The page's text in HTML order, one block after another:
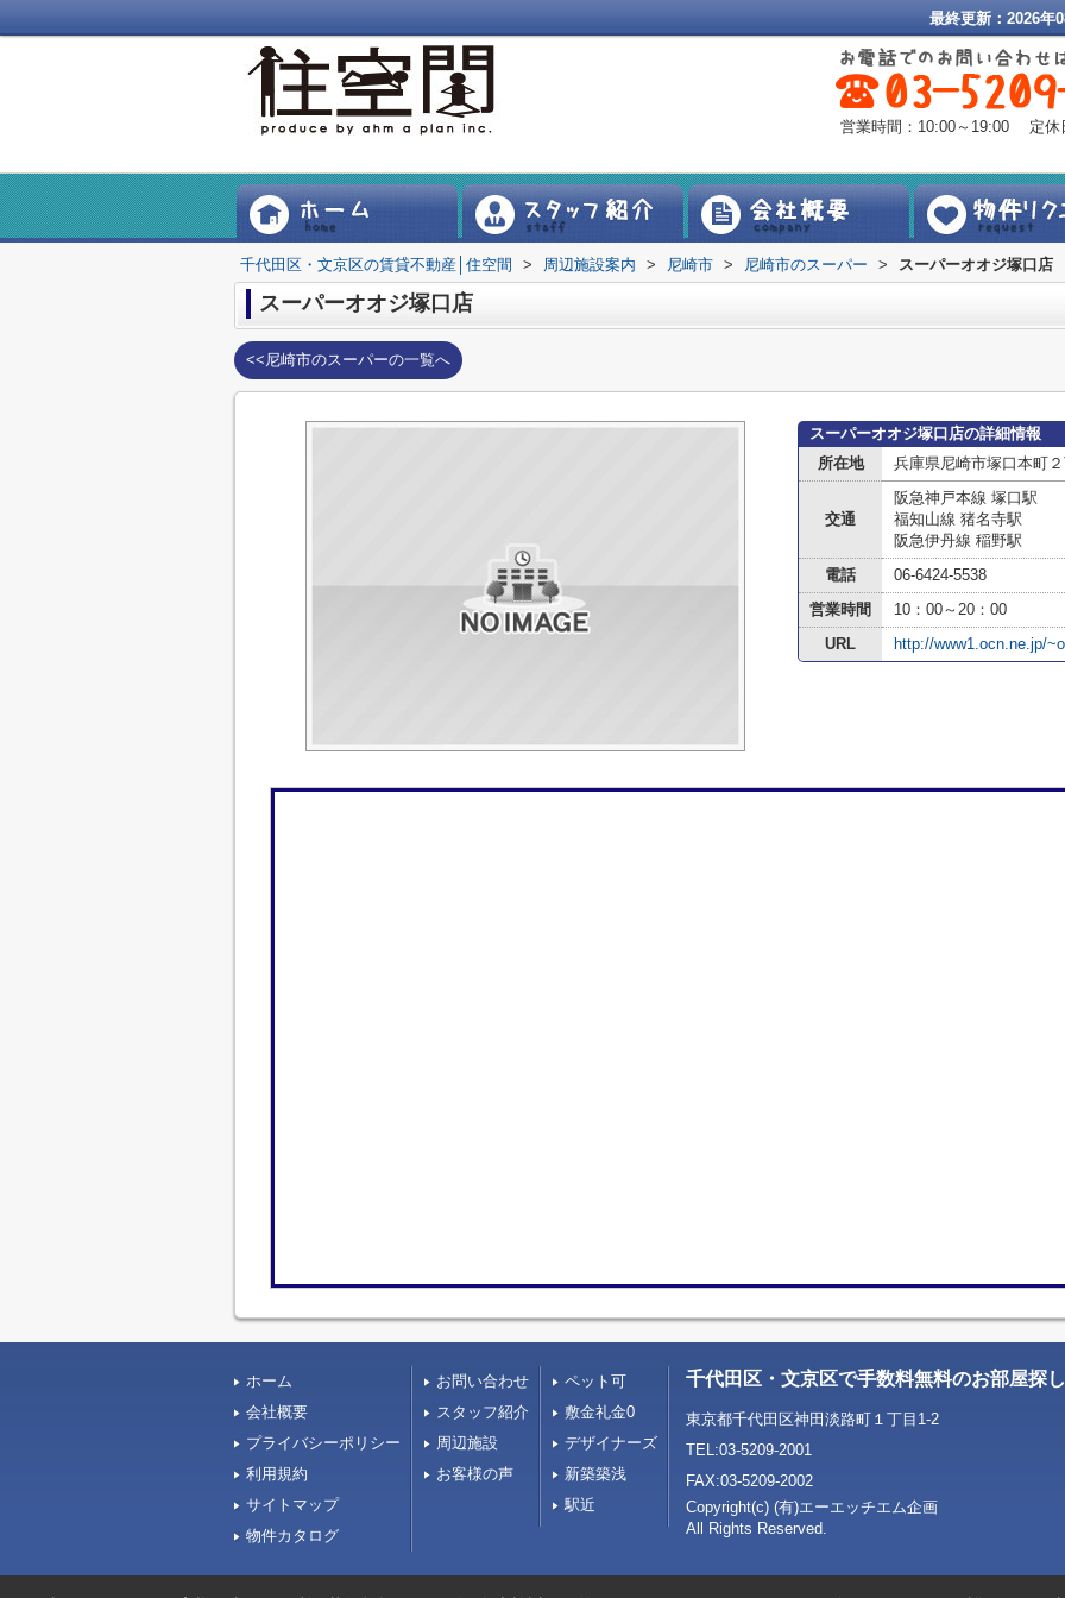
最終更新：2026年
営業時間：10:00～19:00 定
千代田区・文京区の賃貸不動産│住空間 > 周辺施設案内 > 尼崎市 > 尼崎市のスーパー > スーパーオオジ塚口店
スーパーオオジ塚口店
<<尼崎市のスーパーの一覧へ
スーパーオオジ塚口店の詳細情報
所在地
兵庫県尼崎市塚口本町
交通
阪急神戸本線 塚口駅
福知山線 猪名寺駅
阪急伊丹線 稲野駅
電話
06-6424-5538
営業時間
10：00～20：00
URL
http://www1.ocn.ne.jp/
ホーム
会社概要
プライバシーポリシー
利用規約
サイトマップ
物件カタログ
お問い合わせ
スタッフ紹介
周辺施設
お客様の声
ペット可
敷金礼金0
デザイナーズ
新築築浅
駅近
千代田区・文京区で手数料無料のお部屋探
東京都千代田区神田淡路町１丁目1-2
TEL:03-5209-2001
FAX:03-5209-2002
Copyright(c) (有)エーエッチエム企画
All Rights Reserved.